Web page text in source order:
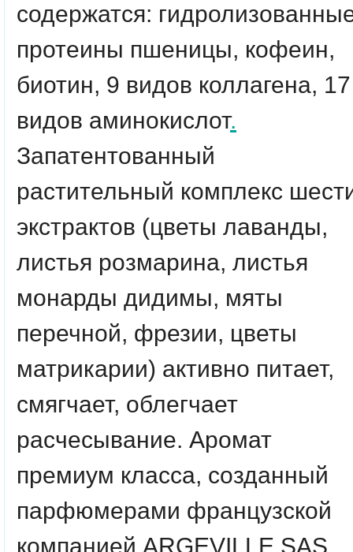
содержатся:
протеины пшеницы, кофеин,
биотин, 9 видов коллагена, 17
видов аминокислот.
Запатентованный
растительный комплекс
экстрактов (цветы лаванды,
листья розмарина, листья
монарды дидимы, мяты
перечной, фрезии, цветы
матрикарии) активно питает,
смягчает, облегчает
расчесывание. Аромат
премиум класса, созданный
парфюмерами французской
компанией ARGEVILLE SAS,